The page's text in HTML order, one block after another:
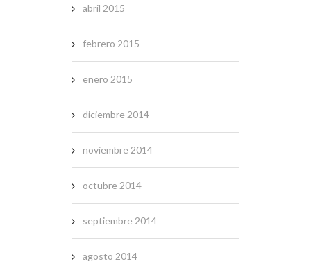
abril 2015
febrero 2015
enero 2015
diciembre 2014
noviembre 2014
octubre 2014
septiembre 2014
agosto 2014